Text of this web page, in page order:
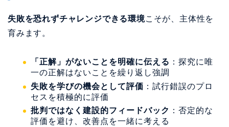
失敗を恐れずチャレンジできる環境こそが、主体性を
育みます。
「正解」がないことを明確に伝える ：探究に唯
一の正解はないことを繰り返し強調
失敗を学びの機会として評価 ：試行錯誤のプロ
セスを積極的に評価
批判ではなく建設的フィードバック ：否定的な
評価を避け、改善点を一緒に考える